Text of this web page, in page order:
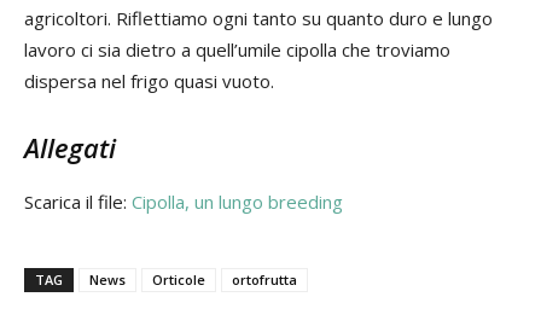
agricoltori. Riflettiamo ogni tanto su quanto duro e lungo
lavoro ci sia dietro a quell’umile cipolla che troviamo
dispersa nel frigo quasi vuoto.
Allegati
Scarica il file: Cipolla, un lungo breeding
TAG News Orticole ortofrutta